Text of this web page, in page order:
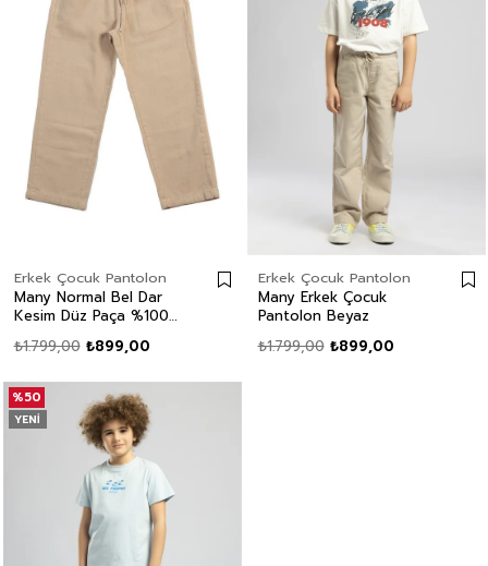
Erkek Çocuk Pantolon
Many Normal Bel Dar
Kesim Düz Paça %100
Pantolon ₺899,00
₺1.799,00
Erkek Çocuk Pantolon
Many Erkek Çocuk
Pantolon Beyaz
₺899,00
₺1.799,00
%50
YENI